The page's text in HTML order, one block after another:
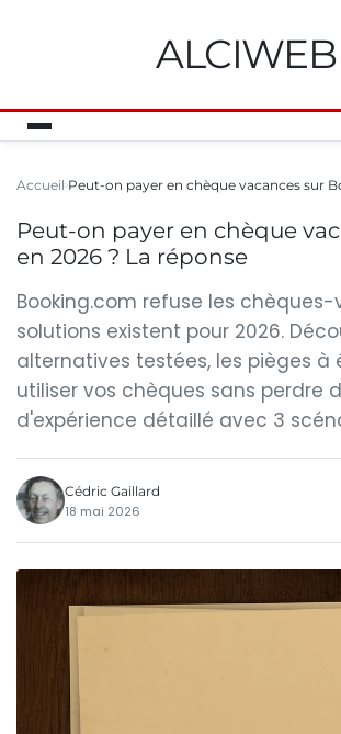
ALCIWEB
Accueil Peut-on payer en chèque vacances sur
Peut-on payer en chèque
en 2026 ? La réponse
Booking.com refuse les
solutions existent pour 2026.
alternatives testées, les pièges
utiliser vos chèques sans perdre
d'expérience détaillé avec 3
Cédric Gaillard
18 mai 2026